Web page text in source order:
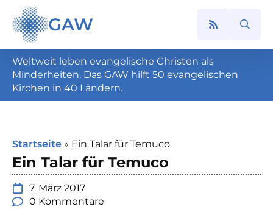
GAW
Search
Weltweit leben evangelische Christen als
Minderheiten. Das GAW hilft 50 evangelischen
Kirchen in 40 Ländern.
Startseite » Ein Talar für Temuco
Ein Talar für Temuco
7. März 2017
0 Kommentare